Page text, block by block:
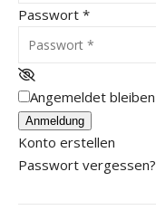
Passwort *
Angemeldet bleiben
Anmeldung
Konto erstellen
Passwort vergessen?